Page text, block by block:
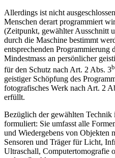
Allerdings ist nicht
Menschen derart programmiert
(Zeitpunkt, gewählter Ausschnitt
durch die Maschine bestimmt
entsprechenden Programmierung
Mindestmass an persönlicher
für den Schutz nach Art. 2 Abs. 3
geistiger Schöpfung des
fotografisches Werk nach Art. 2
erfüllt.
Bezüglich der gewählten Technik
formuliert: Sie umfasst alle
und Wiedergebens von Objekten
Sensoren und Träger für Licht,
Ultraschall, Computertomografie